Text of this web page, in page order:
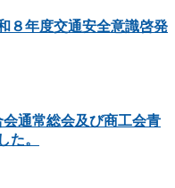
８年度交通安全意識啓発
通常総会及び商工会青
た。